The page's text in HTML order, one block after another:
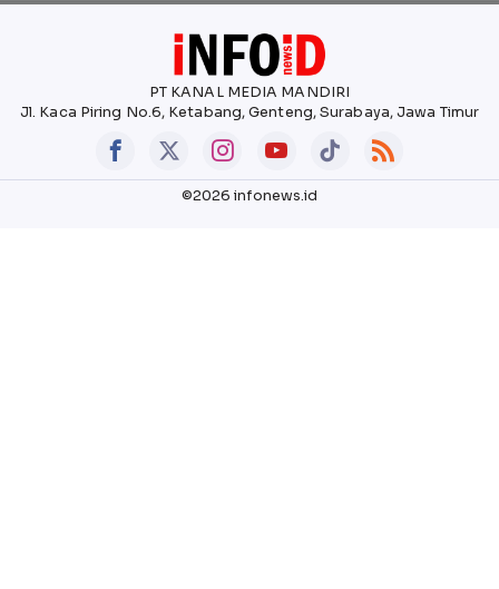
PT KANAL MEDIA MANDIRI
Jl. Kaca Piring No.6, Ketabang, Genteng, Surabaya, Jawa Timur
©2026 infonews.id